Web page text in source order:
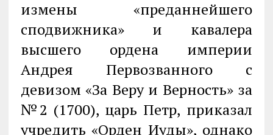
измены «преданнейшего
сподвижника» и кавалера
высшего ордена империи
Андрея Первозванного с
девизом «За Веру и Верность» за
№2 (1700), царь Петр, приказал
учредить «Орден Иуды», однако